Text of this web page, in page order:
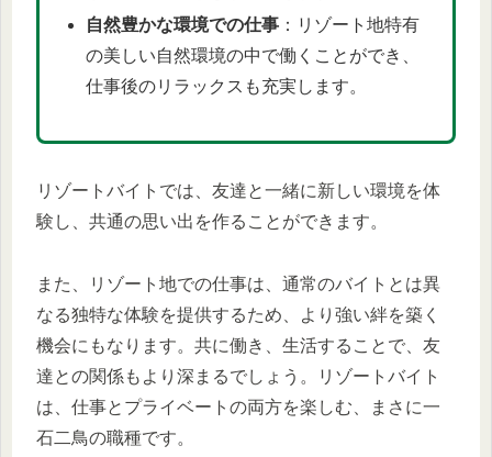
自然豊かな環境での仕事：リゾート地特有
の美しい自然環境の中で働くことができ、
仕事後のリラックスも充実します。
リゾートバイトでは、友達と一緒に新しい環境を体
験し、共通の思い出を作ることができます。
また、リゾート地での仕事は、通常のバイトとは異
なる独特な体験を提供するため、より強い絆を築く
機会にもなります。共に働き、生活することで、友
達との関係もより深まるでしょう。リゾートバイト
は、仕事とプライベートの両方を楽しむ、まさに一
石二鳥の職種です。